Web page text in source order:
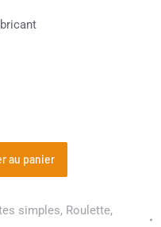
au panier
simples, Roulette,